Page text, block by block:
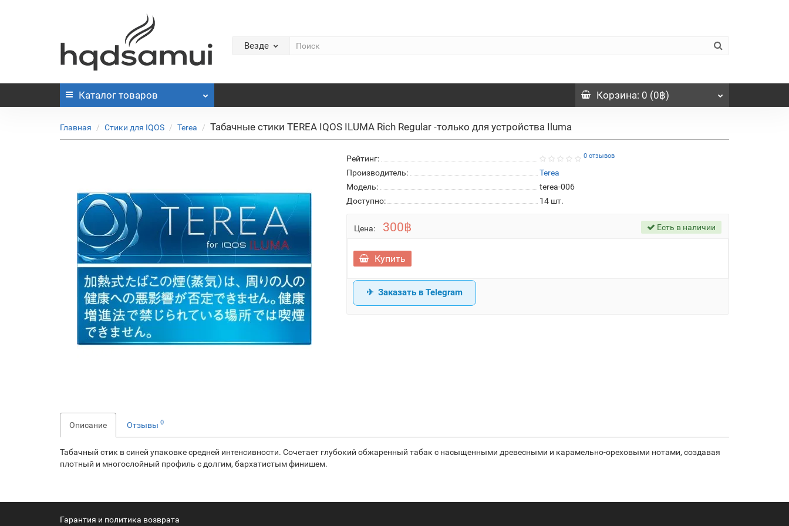
Везде
Каталог товаров Корзина: 0 (0฿)
Главная Стики для IQOS Terea Табачные стики TEREA IQOS ILUMA Rich Regular -только для устройства Iluma
Рейтинг: 0 отзывов
Производитель:
Terea
Модель:
terea-006
Доступно:
14шт.
Цена: 300฿ Есть в наличии
Купить
Заказать в Telegram
Описание Отзывы 0
Табачный стик в синей упаковке средней интенсивности. Сочетает глубокий обжаренный табак с насыщенными древесными и карамельно-ореховыми нотами, создавая
плотный и многослойный профиль с долгим, бархатистым финишем.
Гарантия и политика возврата